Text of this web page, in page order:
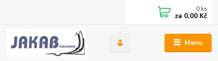
Menu
0 ks
za 0,00 Kč